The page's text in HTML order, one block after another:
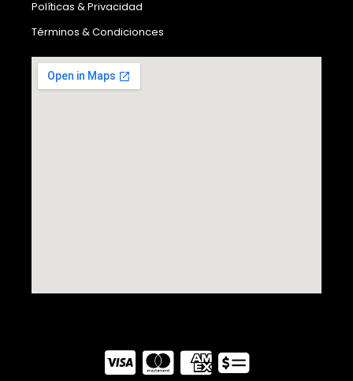
Políticas & Privacidad
Términos & Condicionces